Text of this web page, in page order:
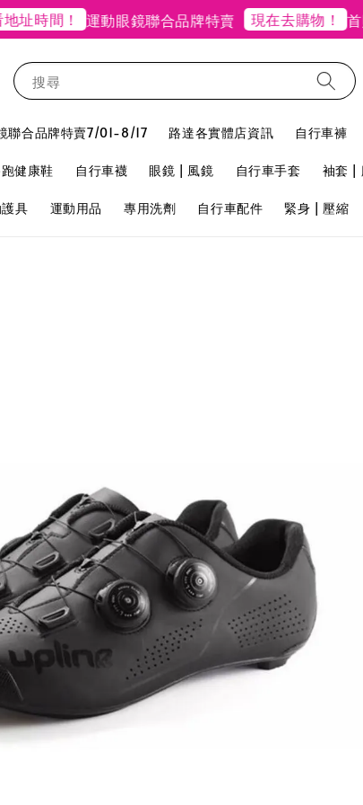
間！ 運動眼鏡聯合品牌特賣 現在去購物！ 首購
搜尋
聯合品牌特賣7/01-8/17 路達各實體店資訊 自行車褲
健康鞋 自行車襪 眼鏡 | 風鏡 自行車手套 袖套 |
具 運動用品 專用洗劑 自行車配件 緊身 | 壓縮